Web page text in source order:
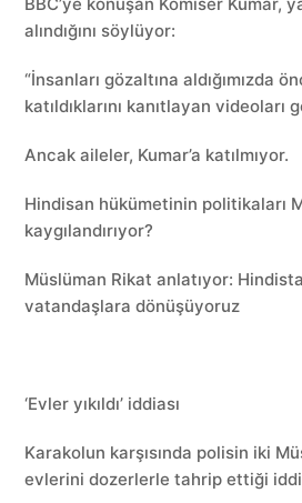
BBC’ye konuşan Komiser Kumar,
alındığını söylüyor:
“İnsanları gözaltına aldığımızda
katıldıklarını kanıtlayan videoları
Ancak aileler, Kumar’a katılmıyor.
Hindisan hükümetinin politikaları
kaygılandırıyor?
Müslüman Rikat anlatıyor:
vatandaşlara dönüşüyoruz
‘Evler yıkıldı’ iddiası
Karakolun karşısında polisin iki
evlerini dozerlerle tahrip ettiği